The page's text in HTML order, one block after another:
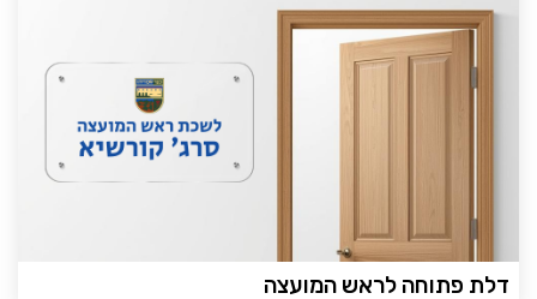
דלת פתוחה לראש המועצה